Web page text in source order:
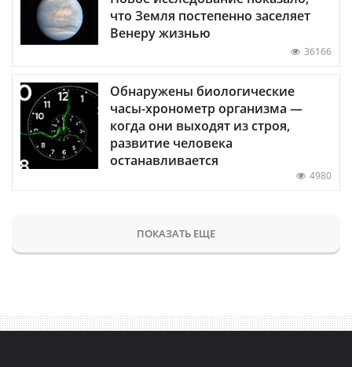
что Земля постепенно заселяет
Венеру жизнью
36166
Обнаружены биологические
часы-хронометр организма —
когда они выходят из строя,
развитие человека
останавливается
4980
ПОКАЗАТЬ ЕЩЕ